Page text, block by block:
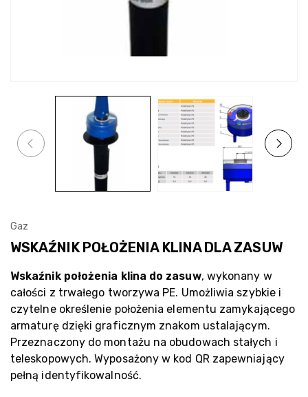
Gaz
WSKAŹNIK POŁOŻENIA KLINA DLA ZASUW
Wskaźnik położenia klina do zasuw, wykonany w
całości z trwałego tworzywa PE. Umożliwia szybkie i
czytelne określenie położenia elementu zamykającego
armaturę dzięki graficznym znakom ustalającym.
Przeznaczony do montażu na obudowach stałych i
teleskopowych. Wyposażony w kod QR zapewniający
pełną identyfikowalność.